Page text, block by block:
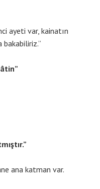
ayeti var, kainatın
bakabiliriz.”
ana katman var.